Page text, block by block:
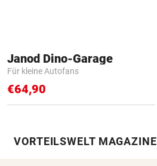
Janod Dino-Garage
Für kleine Autofans
€64,90
VORTEILSWELT MAGAZINE